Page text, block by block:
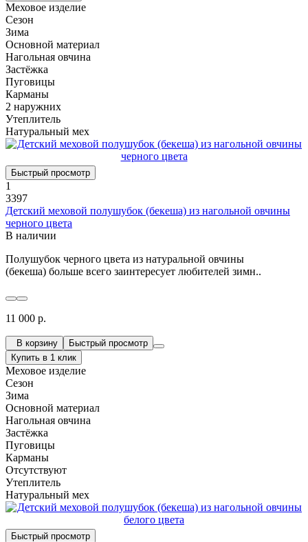
Меховое изделие
Сезон
Зима
Основной материал
Нагольная овчина
Застёжка
Пуговицы
Карманы
2 наружних
Утеплитель
Натуральный мех
Быстрый просмотр
1
3397
Детский меховой полушубок (бекеша) из нагольной овчины
черного цвета
В наличии
Полушубок черного цвета из натуральной овчины
(бекеша) больше всего заинтересует любителей зимн..
11 000 р.
В корзину
Быстрый просмотр
Купить в 1 клик
Меховое изделие
Сезон
Зима
Основной материал
Нагольная овчина
Застёжка
Пуговицы
Карманы
Отсутствуют
Утеплитель
Натуральный мех
Быстрый просмотр